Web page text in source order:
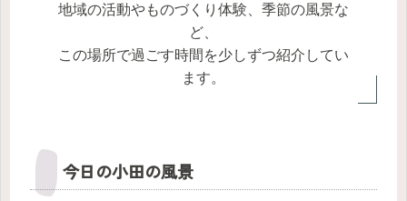
地域の活動やものづくり体験、季節の風景な
ど、
この場所で過ごす時間を少しずつ紹介してい
ます。
今日の小田の風景